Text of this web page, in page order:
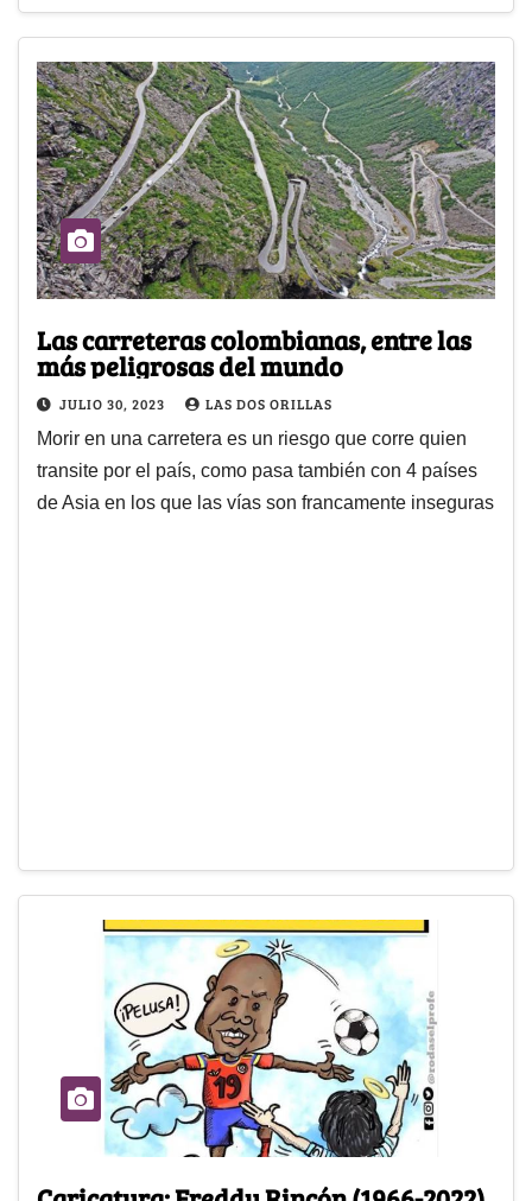
Las carreteras colombianas, entre las
más peligrosas del mundo
JULIO 30, 2023 LAS DOS ORILLAS
Morir en una carretera es un riesgo que corre quien
transite por el país, como pasa también con 4 países
de Asia en los que las vías son francamente inseguras